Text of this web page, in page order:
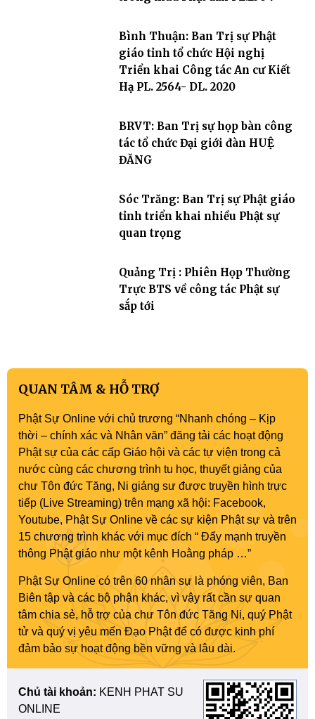
Bình Thuận: Ban Trị sự Phật
giáo tỉnh tổ chức Hội nghị
Triển khai Công tác An cư Kiết
Hạ PL. 2564- DL. 2020
BRVT: Ban Trị sự họp bàn công
tác tổ chức Đại giới đàn HUỆ
ĐĂNG
Sóc Trăng: Ban Trị sự Phật giáo
tỉnh triển khai nhiều Phật sự
quan trọng
Quảng Trị : Phiên Họp Thường
Trực BTS về công tác Phật sự
sắp tới
QUAN TÂM & HỖ TRỢ
Phật Sự Online với chủ trương “Nhanh chóng – Kịp
thời – chính xác và Nhân văn” đăng tải các hoạt động
Phật sự của các cấp Giáo hội và các tự viện trong cả
nước cùng các chương trình tu học, thuyết giảng của
chư Tôn đức Tăng, Ni giảng sư được truyền hình trực
tiếp (Live Streaming) trên mạng xã hội: Facebook,
Youtube, Phật Sự Online về các sự kiện Phật sự và trên
15 chương trình khác với mục đích “ Đẩy mạnh truyền
thông Phật giáo như một kênh Hoằng pháp …”
Phật Sự Online có trên 60 nhân sự là phóng viên, Ban
Biên tập và các bộ phận khác, vì vậy rất cần sự quan
tâm chia sẻ, hỗ trợ của chư Tôn đức Tăng Ni, quý Phật
tử và quý vị yêu mến Đạo Phật để có được kinh phí
đảm bảo sự hoạt động bền vững và lâu dài.
Chủ tài khoản: KENH PHAT SU
ONLINE